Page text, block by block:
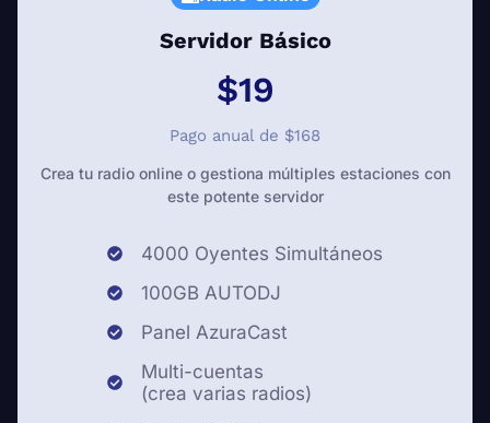
Servidor Básico
$19
Pago anual de $168
Crea tu radio online o gestiona múltiples estaciones con
este potente servidor
4000 Oyentes Simultáneos
100GB AUTODJ
Panel AzuraCast
Multi-cuentas
(crea varias radios)